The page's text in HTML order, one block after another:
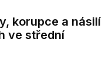
korupce a násilí
ve střední